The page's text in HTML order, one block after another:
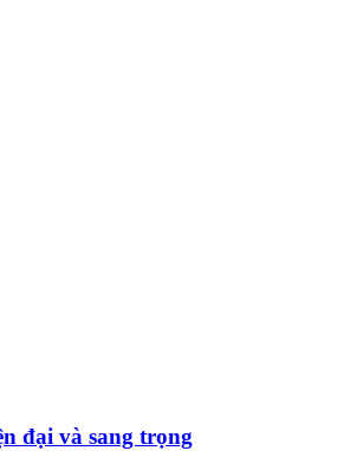
đại và sang trọng